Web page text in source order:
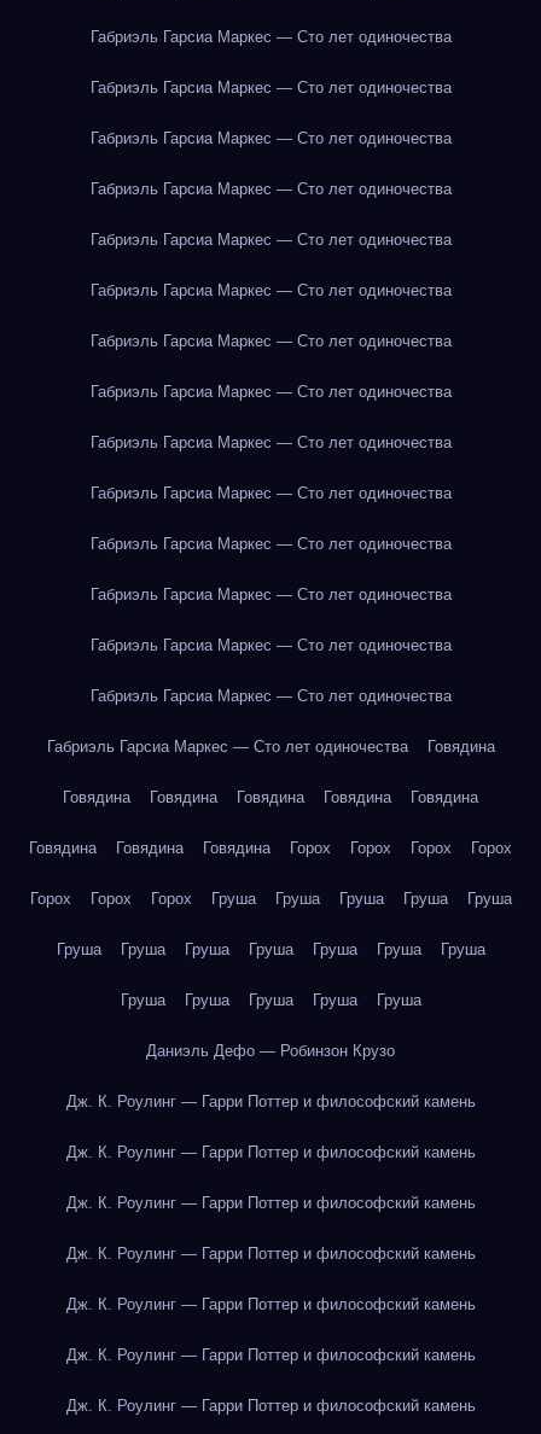
Габриэль Гарсиа Маркес — Сто лет одиночества
Габриэль Гарсиа Маркес — Сто лет одиночества
Габриэль Гарсиа Маркес — Сто лет одиночества
Габриэль Гарсиа Маркес — Сто лет одиночества
Габриэль Гарсиа Маркес — Сто лет одиночества
Габриэль Гарсиа Маркес — Сто лет одиночества
Габриэль Гарсиа Маркес — Сто лет одиночества
Габриэль Гарсиа Маркес — Сто лет одиночества
Габриэль Гарсиа Маркес — Сто лет одиночества
Габриэль Гарсиа Маркес — Сто лет одиночества
Габриэль Гарсиа Маркес — Сто лет одиночества
Габриэль Гарсиа Маркес — Сто лет одиночества
Габриэль Гарсиа Маркес — Сто лет одиночества
Габриэль Гарсиа Маркес — Сто лет одиночества
Габриэль Гарсиа Маркес — Сто лет одиночества Говядина
Говядина Говядина Говядина Говядина Говядина
Говядина Говядина Говядина Горох Горох Горох Горох
Горох Горох Горох Груша Груша Груша Груша Груша
Груша Груша Груша Груша Груша Груша Груша
Груша Груша Груша Груша Груша
Даниэль Дефо — Робинзон Крузо
Дж. К. Роулинг — Гарри Поттер и философский камень
Дж. К. Роулинг — Гарри Поттер и философский камень
Дж. К. Роулинг — Гарри Поттер и философский камень
Дж. К. Роулинг — Гарри Поттер и философский камень
Дж. К. Роулинг — Гарри Поттер и философский камень
Дж. К. Роулинг — Гарри Поттер и философский камень
Дж. К. Роулинг — Гарри Поттер и философский камень